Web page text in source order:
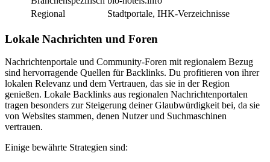
Regional
Stadtportale, IHK-Verzeichnisse
Lokale Nachrichten und Foren
Nachrichtenportale und Community-Foren mit regionalem Bezug
sind hervorragende Quellen für Backlinks. Du profitieren von ihrer
lokalen Relevanz und dem Vertrauen, das sie in der Region
genießen. Lokale Backlinks aus regionalen Nachrichtenportalen
tragen besonders zur Steigerung deiner Glaubwürdigkeit bei, da sie
von Websites stammen, denen Nutzer und Suchmaschinen
vertrauen.
Einige bewährte Strategien sind: